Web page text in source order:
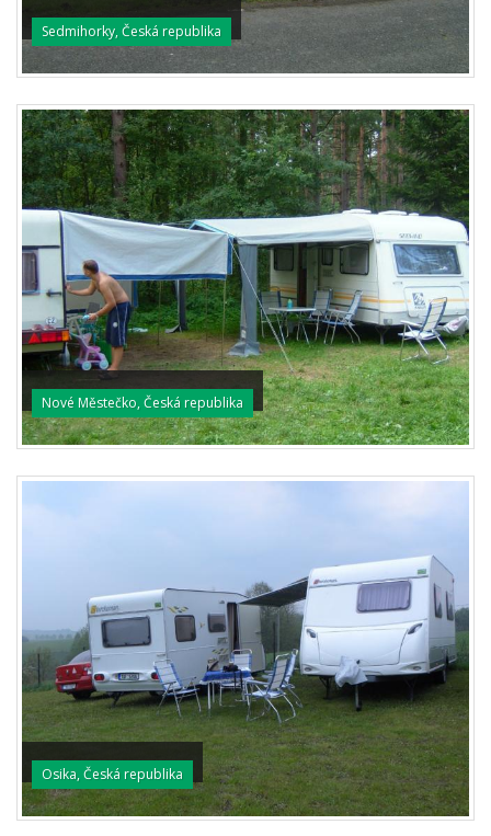
Sedmihorky, Česká republika
Nové Městečko, Česká republika
Osika, Česká republika